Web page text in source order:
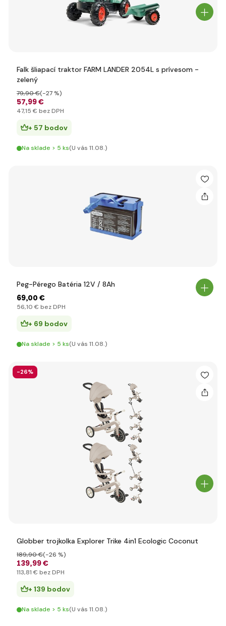
Falk šliapací traktor FARM LANDER 2054L s prívesom -
zelený
57,99 €
79,90 €(-27 %)
47,15 € bez DPH
+ 57 bodov
Na sklade > 5 ks(U vás 11.08.)
Peg-Pérego Batéria 12V / 8Ah
69,00 €
56,10 € bez DPH
+ 69 bodov
Na sklade > 5 ks(U vás 11.08.)
-26%
Globber trojkolka Explorer Trike 4in1 Ecologic Coconut
139,99 €
189,90 €(-26 %)
113,81 € bez DPH
+ 139 bodov
Na sklade > 5 ks(U vás 11.08.)